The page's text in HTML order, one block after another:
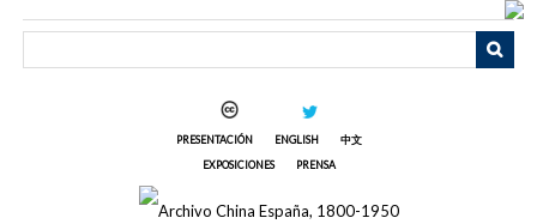
PRESENTACIÓN ENGLISH
中文
EXPOSICIONES
PRENSA